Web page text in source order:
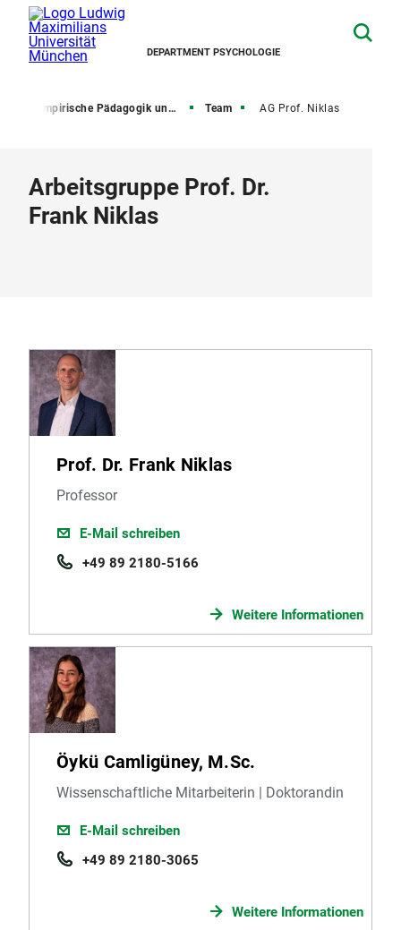
DEPARTMENT PSYCHOLOGIE
Empirische Pädagogik und Pädagogische Psychologie Team AG Prof. Niklas
Arbeitsgruppe Prof. Dr.
Frank Niklas
Prof. Dr. Frank Niklas
Professor
E-Mail schreiben
+49 89 2180-5166
Weitere Informationen
Öykü Camligüney, M.Sc.
Wissenschaftliche Mitarbeiterin | Doktorandin
E-Mail schreiben
+49 89 2180-3065
Weitere Informationen